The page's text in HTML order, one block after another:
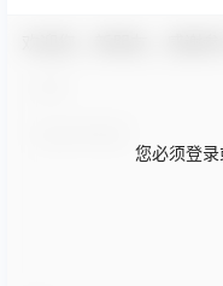
您必须登